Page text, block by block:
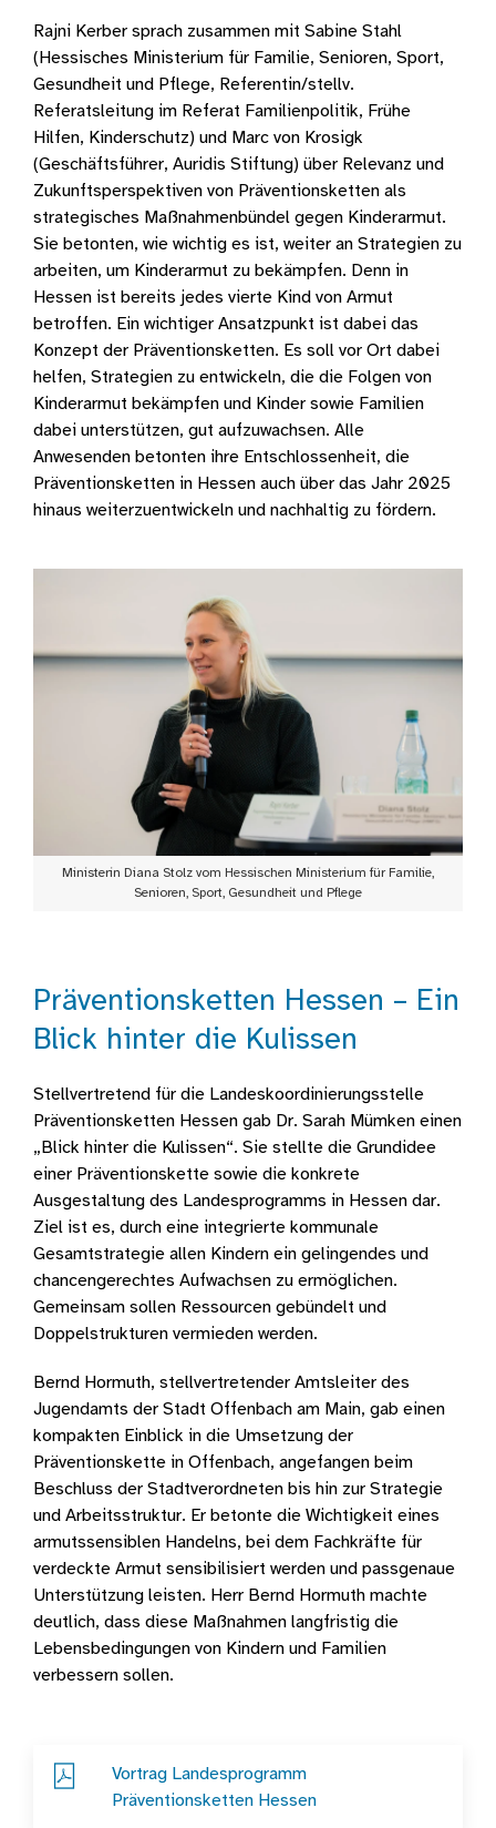
Rajni Kerber sprach zusammen mit Sabine Stahl
(Hessisches Ministerium für Familie, Senioren, Sport,
Gesundheit und Pflege, Referentin/stellv.
Referatsleitung im Referat Familienpolitik, Frühe
Hilfen, Kinderschutz) und Marc von Krosigk
(Geschäftsführer, Auridis Stiftung) über Relevanz und
Zukunftsperspektiven von Präventionsketten als
strategisches Maßnahmenbündel gegen Kinderarmut.
Sie betonten, wie wichtig es ist, weiter an Strategien zu
arbeiten, um Kinderarmut zu bekämpfen. Denn in
Hessen ist bereits jedes vierte Kind von Armut
betroffen. Ein wichtiger Ansatzpunkt ist dabei das
Konzept der Präventionsketten. Es soll vor Ort dabei
helfen, Strategien zu entwickeln, die die Folgen von
Kinderarmut bekämpfen und Kinder sowie Familien
dabei unterstützen, gut aufzuwachsen. Alle
Anwesenden betonten ihre Entschlossenheit, die
Präventionsketten in Hessen auch über das Jahr 2025
hinaus weiterzuentwickeln und nachhaltig zu fördern.
Ministerin Diana Stolz vom Hessischen Ministerium für Familie,
Senioren, Sport, Gesundheit und Pflege
Präventionsketten Hessen – Ein
Blick hinter die Kulissen
Stellvertretend für die Landeskoordinierungsstelle
Präventionsketten Hessen gab Dr. Sarah Mümken einen
„Blick hinter die Kulissen“. Sie stellte die Grundidee
einer Präventionskette sowie die konkrete
Ausgestaltung des Landesprogramms in Hessen dar.
Ziel ist es, durch eine integrierte kommunale
Gesamtstrategie allen Kindern ein gelingendes und
chancengerechtes Aufwachsen zu ermöglichen.
Gemeinsam sollen Ressourcen gebündelt und
Doppelstrukturen vermieden werden.
Bernd Hormuth, stellvertretender Amtsleiter des
Jugendamts der Stadt Offenbach am Main, gab einen
kompakten Einblick in die Umsetzung der
Präventionskette in Offenbach, angefangen beim
Beschluss der Stadtverordneten bis hin zur Strategie
und Arbeitsstruktur. Er betonte die Wichtigkeit eines
armutssensiblen Handelns, bei dem Fachkräfte für
verdeckte Armut sensibilisiert werden und passgenaue
Unterstützung leisten. Herr Bernd Hormuth machte
deutlich, dass diese Maßnahmen langfristig die
Lebensbedingungen von Kindern und Familien
verbessern sollen.
Vortrag Landesprogramm
Präventionsketten Hessen